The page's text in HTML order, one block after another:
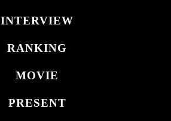
INTERVIEW
RANKING
MOVIE
PRESENT